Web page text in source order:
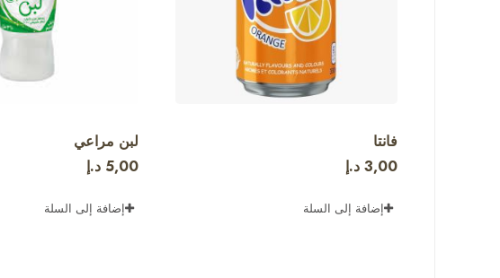
فانتا
3,00 د.إ
إضافة إلى السلة
لبن مراعي
5,00 د.إ
إضافة إلى السلة